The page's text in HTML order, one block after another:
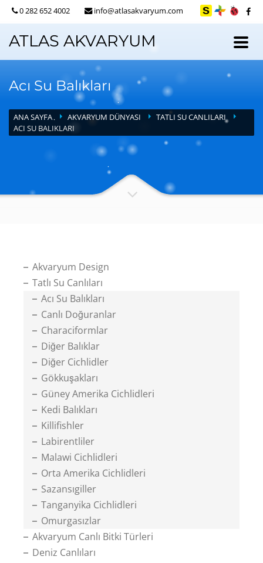
0 282 652 4002 info@atlasakvaryum.com
ATLAS AKVARYUM
Acı Su Balıkları
ANA SAYFA AKVARYUM DÜNYASI
TATLI SU CANLILARI
ACI SU BALIKLARI
Akvaryum Design
Tatlı Su Canlıları
Acı Su Balıkları
Canlı Doğuranlar
Characiformlar
Diğer Balıklar
Diğer Cichlidler
Gökkuşakları
Güney Amerika Cichlidleri
Kedi Balıkları
Killifishler
Labirentliler
Malawi Cichlidleri
Orta Amerika Cichlidleri
Sazansıgiller
Tanganyika Cichlidleri
Omurgasızlar
Akvaryum Canlı Bitki Türleri
Deniz Canlıları